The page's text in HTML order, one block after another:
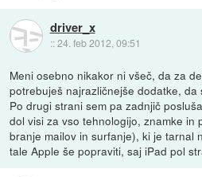
driver_x
::24. feb 2012, 09:51
Meni osebno nikakor ni všeč, da za
potrebuješ najrazličnejše dodatke, da
Po drugi strani sem pa zadnjič
dol visi za vso tehnologijo, znamke in
branje mailov in surfanje), ki je tarnal
tale Apple še popraviti, saj iPad pol